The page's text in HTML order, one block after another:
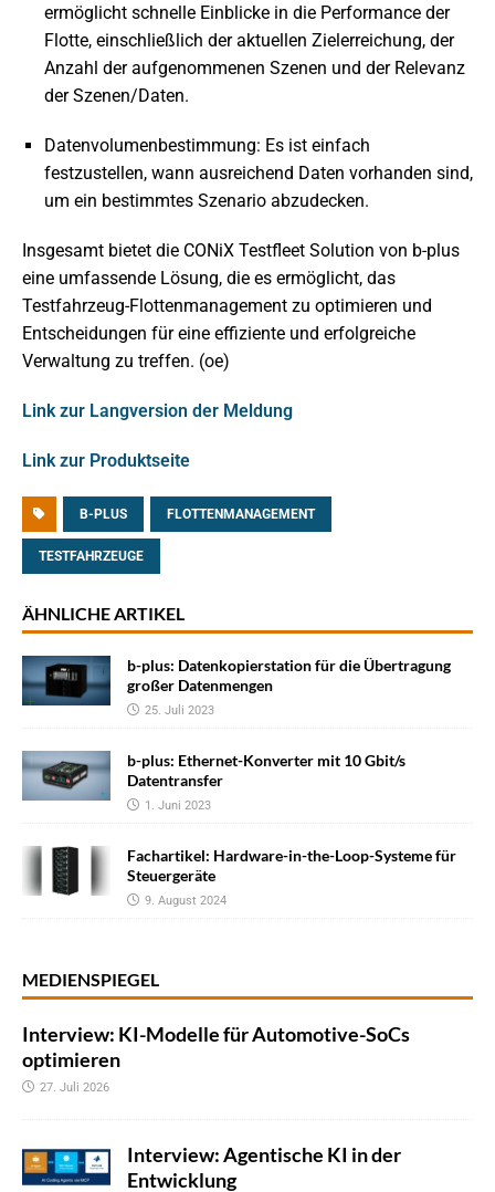
ermöglicht schnelle Einblicke in die Performance der
Flotte, einschließlich der aktuellen Zielerreichung, der
Anzahl der aufgenommenen Szenen und der Relevanz
der Szenen/Daten.
Datenvolumenbestimmung: Es ist einfach
festzustellen, wann ausreichend Daten vorhanden sind,
um ein bestimmtes Szenario abzudecken.
Insgesamt bietet die CONiX Testfleet Solution von b-plus
eine umfassende Lösung, die es ermöglicht, das
Testfahrzeug-Flottenmanagement zu optimieren und
Entscheidungen für eine effiziente und erfolgreiche
Verwaltung zu treffen. (oe)
Link zur Langversion der Meldung
Link zur Produktseite
B-PLUS FLOTTENMANAGEMENT
TESTFAHRZEUGE
ÄHNLICHE ARTIKEL
b-plus: Datenkopierstation für die Übertragung
großer Datenmengen
25. Juli 2023
b-plus: Ethernet-Konverter mit 10 Gbit/s
Datentransfer
1. Juni 2023
Fachartikel: Hardware-in-the-Loop-Systeme für
Steuergeräte
9. August 2024
MEDIENSPIEGEL
Interview: KI-Modelle für Automotive-SoCs
optimieren
27. Juli 2026
Interview: Agentische KI in der
Entwicklung